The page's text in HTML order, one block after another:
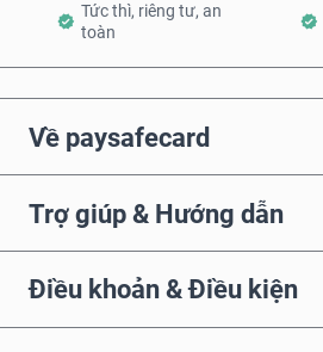
Tức thì, riêng tư, an
toàn
Về paysafecard
Trợ giúp & Hướng dẫn
Điều khoản & Điều kiện